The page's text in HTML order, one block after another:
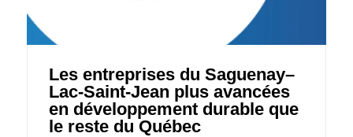
Les entreprises du Saguenay–
Lac-Saint-Jean plus avancées
en développement durable que
le reste du Québec